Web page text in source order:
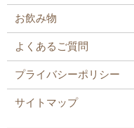
お飲み物
よくあるご質問
プライバシーポリシー
サイトマップ